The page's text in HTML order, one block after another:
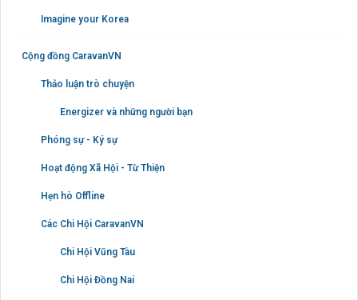
Imagine your Korea
Cộng đồng CaravanVN
Thảo luận trò chuyện
Energizer và những người bạn
Phóng sự - Ký sự
Hoạt động Xã Hội - Từ Thiện
Hẹn hò Offline
Các Chi Hội CaravanVN
Chi Hội Vũng Tàu
Chi Hội Đồng Nai